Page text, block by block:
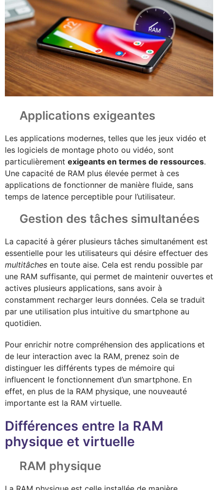
Applications exigeantes
Les applications modernes, telles que les jeux vidéo et
les logiciels de montage photo ou vidéo, sont
particulièrement exigeants en termes de ressources.
Une capacité de RAM plus élevée permet à ces
applications de fonctionner de manière fluide, sans
temps de latence perceptible pour l’utilisateur.
Gestion des tâches simultanées
La capacité à gérer plusieurs tâches simultanément est
essentielle pour les utilisateurs qui désire effectuer des
multitâches en toute aise. Cela est rendu possible par
une RAM suffisante, qui permet de maintenir ouvertes et
actives plusieurs applications, sans avoir à
constamment recharger leurs données. Cela se traduit
par une utilisation plus intuitive du smartphone au
quotidien.
Pour enrichir notre compréhension des applications et
de leur interaction avec la RAM, prenez soin de
distinguer les différents types de mémoire qui
influencent le fonctionnement d’un smartphone. En
effet, en plus de la RAM physique, une nouveauté
importante est la RAM virtuelle.
Différences entre la RAM
physique et virtuelle
RAM physique